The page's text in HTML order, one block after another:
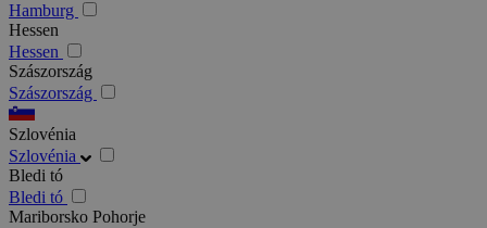
Hamburg
Hessen
Hessen
Szászország
Szászország
Szlovénia
Szlovénia
Bledi tó
Bledi tó
Mariborsko Pohorje